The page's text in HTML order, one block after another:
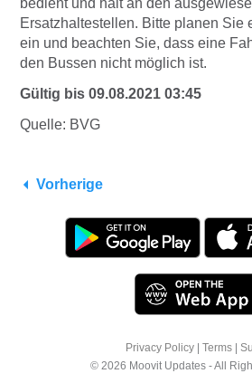
bedient und hält an den
Ersatzhaltestellen. Bitte planen Sie
ein und beachten Sie, dass eine
den Bussen nicht möglich ist.
Gültig bis 09.08.2021 03:45
Quelle: BVG
Vorherige
Privacy Policy Terms
© 2026 Moovit Updates - All